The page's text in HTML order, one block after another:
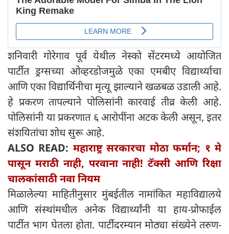
शनिवारी गोरेगाव पूर्व येथील नेस्को सेंटरमध्ये आयोजित
पार्टीत ड्रग्सच्या ओव्हरडोजमुळे एका एमबीए विद्यार्थ्याचा
आणि एका विद्यार्थिनीचा मृत्यू झाल्याने खळबळ उडाली आहे.
हे प्रकरण तापल्याने पोलिसांनी कारवाई तीव्र केली आहे.
पोलिसांनी या प्रकरणात ६ आरोपींना अटक केली असून, इतर
संशयितांचा शोध सुरू आहे.
ALSO READ: महाराष्ट्र सरकारचा मोठा फर्मान; १ मे
पासून मराठी नाही, परवाना नाही! टॅक्सी आणि रिक्षा
चालकांसाठी नवा नियम
मिळालेल्या माहितीनुसार मुंबईतील नामांकित महाविद्यालये
आणि संस्थांमधील अनेक विद्यार्थ्यांनी या हाय-प्रोफाईल
पार्टीत भाग घेतला होता. पार्टीदरम्यान मोठ्या संख्येने तरुण-